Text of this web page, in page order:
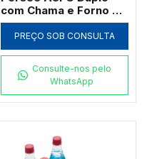
com Chama e Forno de
Grafite Transversal
PREÇO SOB CONSULTA
Consulte-nos pelo
WhatsApp